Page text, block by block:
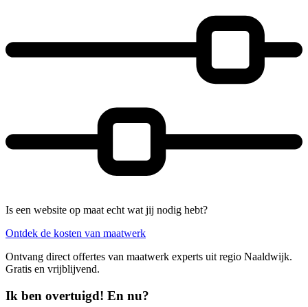
Is een website op maat echt wat jij nodig hebt?
Ontdek de kosten van maatwerk
Ontvang direct offertes van maatwerk experts uit regio Naaldwijk.
Gratis en vrijblijvend.
Ik ben overtuigd! En nu?